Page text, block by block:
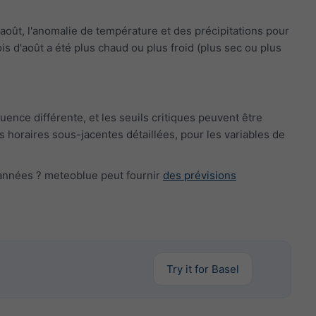
l'anomalie de température et des précipitations pour
d'août a été plus chaud ou plus froid (plus sec ou plus
différente, et les seuils critiques peuvent être
horaires sous-jacentes détaillées, pour les variables de
? meteoblue peut fournir des prévisions
Try it for Basel